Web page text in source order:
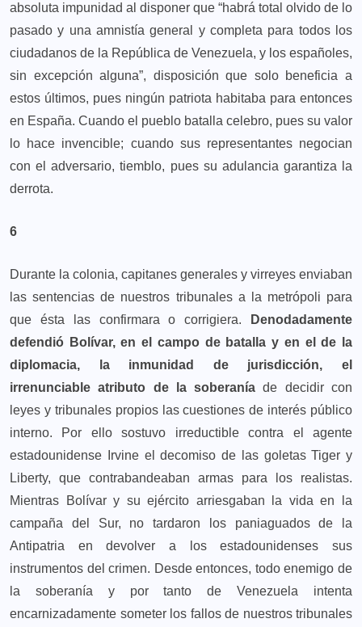
absoluta impunidad al disponer que “habrá total olvido de lo
pasado y una amnistía general y completa para todos los
ciudadanos de la República de Venezuela, y los españoles,
sin excepción alguna”, disposición que solo beneficia a
estos últimos, pues ningún patriota habitaba para entonces
en España. Cuando el pueblo batalla celebro, pues su valor
lo hace invencible; cuando sus representantes negocian
con el adversario, tiemblo, pues su adulancia garantiza la
derrota.
6
Durante la colonia, capitanes generales y virreyes enviaban
las sentencias de nuestros tribunales a la metrópoli para
que ésta las confirmara o corrigiera.
Denodadamente
defendió Bolívar, en el campo de batalla y en el de la
diplomacia, la inmunidad de jurisdicción,
el
irrenunciable atributo de la soberanía de decidir con
leyes y tribunales propios las cuestiones de interés público
interno. Por ello sostuvo irreductible contra el agente
estadounidense Irvine el decomiso de las goletas Tiger y
Liberty, que contrabandeaban armas para los realistas.
Mientras Bolívar y su ejército arriesgaban la vida en la
campaña del Sur, no tardaron los paniaguados de la
Antipatria en devolver a los estadounidenses sus
instrumentos del crimen. Desde entonces, todo enemigo de
la soberanía y por tanto de Venezuela intenta
encarnizadamente someter los fallos de nuestros tribunales